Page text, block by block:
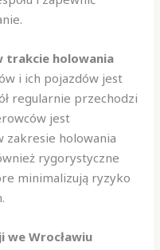
trakcie holowania
i ich pojazdów jest
regularnie przechodzi
jest
zakresie holowania
rygorystyczne
minimalizują ryzyko
we Wrocławiu